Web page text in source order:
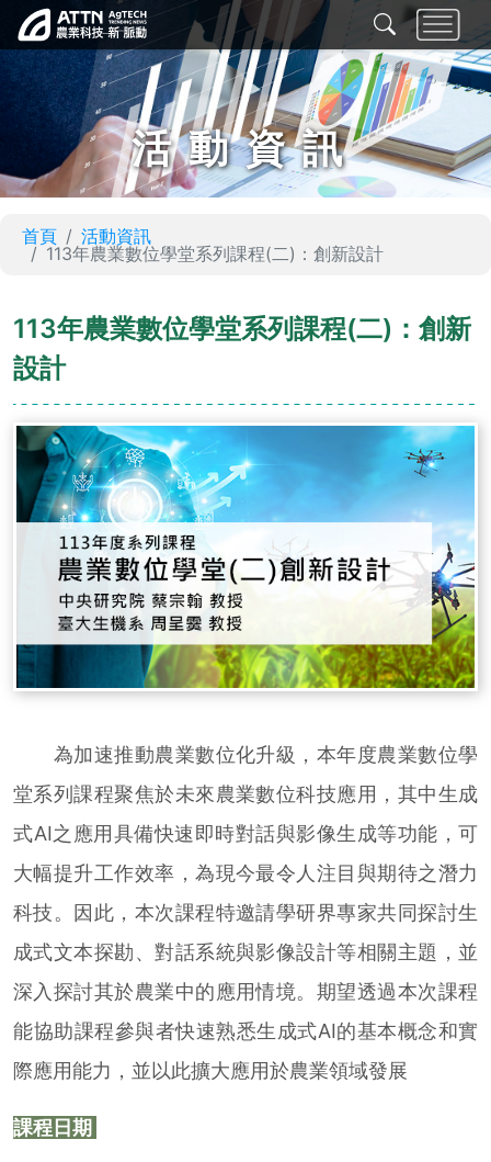
活動資訊
首頁
活動資訊
113年農業數位學堂系列課程(二)：創新設計
113年農業數位學堂系列課程(二)：創新
設計
為加速推動農業數位化升級，本年度農業數位學
堂系列課程聚焦於未來農業數位科技應用，其中生成
式AI之應用具備快速即時對話與影像生成等功能，可
大幅提升工作效率，為現今最令人注目與期待之潛力
科技。因此，本次課程特邀請學研界專家共同探討生
成式文本探勘、對話系統與影像設計等相關主題，並
深入探討其於農業中的應用情境。期望透過本次課程
能協助課程參與者快速熟悉生成式AI的基本概念和實
際應用能力，並以此擴大應用於農業領域發展
課程日期